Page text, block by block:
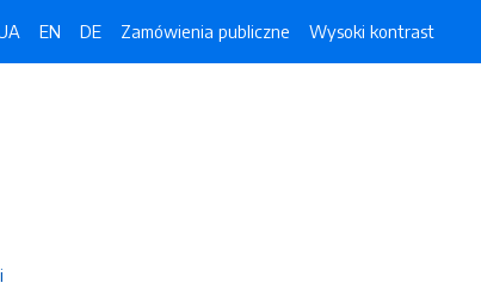
EN DE Zamówienia publiczne Wysoki kontrast